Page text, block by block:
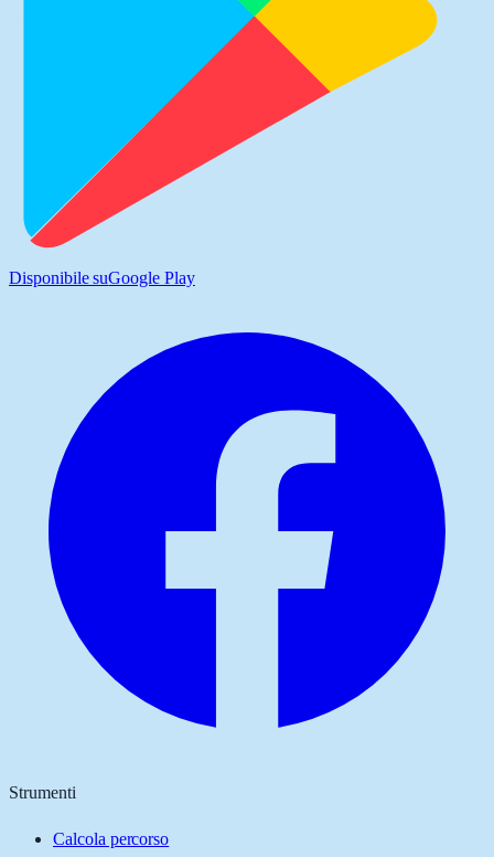
Disponibile suGoogle Play
Strumenti
Calcola percorso